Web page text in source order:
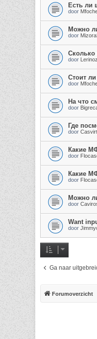
Есть ли
door
Можно
door
Сколько
door
Стоит
door
На что
door
Где
door
Какие
door
Какие
door
Можно
door
Want
door
Ga naar
Forumoverzicht